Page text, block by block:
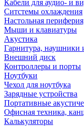
Кабели для аудио- и
Ситстемы охлаждения
Настольная
Мыши и клавиатуры
Акустика
Гарнитура, наушники
Внешний диск
Контроллеры и порты
Ноутбуки
Чехол для ноутбука
Зарядные устройства
Портативные
Офисная техника,
Калькуляторы